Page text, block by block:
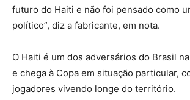
futuro do Haiti e não foi pensado como
político”, diz a fabricante, em nota.
O Haiti é um dos adversários do Brasil
e chega à Copa em situação particular,
jogadores vivendo longe do território.